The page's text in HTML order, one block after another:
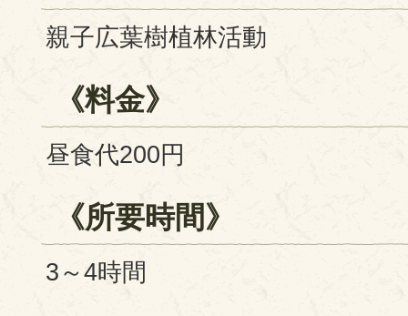
親子広葉樹植林活動
《料金》
昼食代200円
《所要時間》
3～4時間